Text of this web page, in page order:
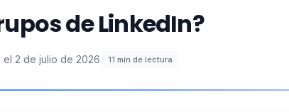
de LinkedIn?
el 2 de julio de 2026· 11 min de lectura